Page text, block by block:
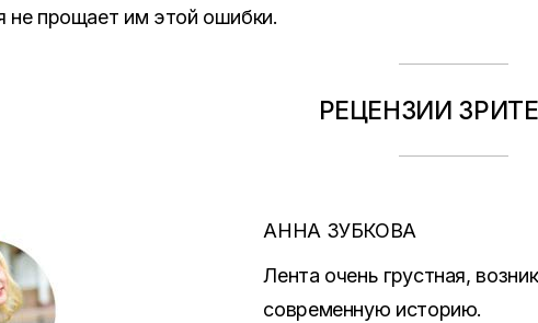
не прощает им этой ошибки.
РЕЦЕНЗИИ
АННА ЗУБКОВА
Лента очень грустная,
современную историю.